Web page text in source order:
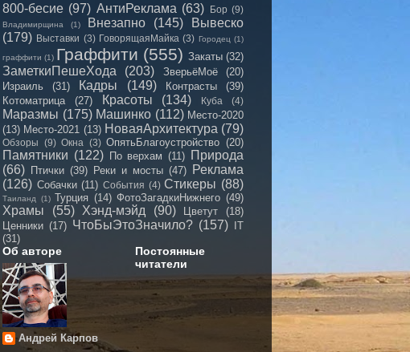
800-бесие (97) АнтиРеклама (63) Бор (9)
Владимирщина (1) Внезапно (145)
Вывеско
(179) Выставки (3) ГоворящаяМайка (3) Городец (1)
граффити (1) Граффити (555) Закаты (32)
ЗаметкиПешеХода (203) ЗверьёМоё
(20)
Израиль
(31) Кадры (149) Контрасты
(39)
Котоматрица
(27) Красоты (134) Куба (4)
Маразмы (175) Машинко (112) Место-2020
(13) Место-2021 (13) НоваяАрхитектура (79)
Обзоры (9) Окна (3) ОпятьБлагоустройство (20)
Памятники (122) По верхам (11) Природа
(66) Птички (39) Реки и мосты (47) Реклама
(126) Собачки (11) События (4) Стикеры (88)
Таиланд (1) Турция (14) ФотоЗагадкиНижнего (49)
Храмы (55) Хэнд-мэйд (90) Цветут
(18)
Ценники (17) ЧтоБыЭтоЗначило? (157)
IT
(31)
Об авторе
Андрей Карпов
Постоянные
читатели